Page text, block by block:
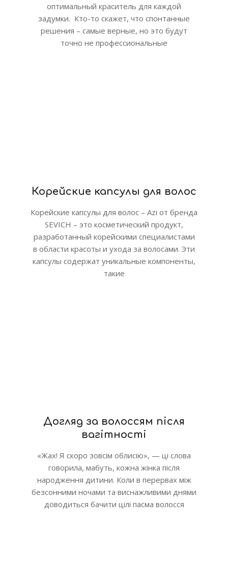
оптимальный краситель для каждой
задумки. Кто-то скажет, что спонтанные
решения – самые верные, но это будут
точно не профессиональные
Корейские капсулы для волос
Корейские капсулы для волос – Azi от бренда
SEVICH – это косметический продукт,
разработанный корейскими специалистами
в области красоты и ухода за волосами. Эти
капсулы содержат уникальные компоненты,
такие
Догляд за волоссям після
вагітності
«Жах! Я скоро зовсім облисію», — ці слова
говорила, мабуть, кожна жінка після
народження дитини. Коли в перервах між
безсонними ночами та виснажливими днями
доводиться бачити цілі пасма волосся